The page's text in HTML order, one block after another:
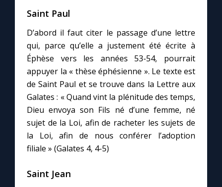
Avec Thérèse de Lisieux
L'Évangile chaque jour
Les premiers samedis du mois
Marie qui défait les nœuds
Me consacrer à Jésus par Marie
Mes intentions de prière
Une Minute avec Marie
Saint Paul
D’abord il faut citer le passage d’une lettre
qui, parce qu’elle a justement été écrite à
Éphèse vers les années 53-54, pourrait
appuyer la « thèse éphésienne ». Le texte est
de Saint Paul et se trouve dans la Lettre aux
Galates : « Quand vint la plénitude des temps,
Dieu envoya son Fils né d’une femme, né
sujet de la Loi, afin de racheter les sujets de
la Loi, afin de nous conférer l’adoption
filiale » (Galates 4, 4-5)
Saint Jean